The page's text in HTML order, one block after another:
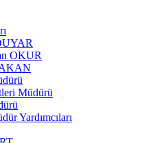
OKUR
Müdürü
Yardımcıları